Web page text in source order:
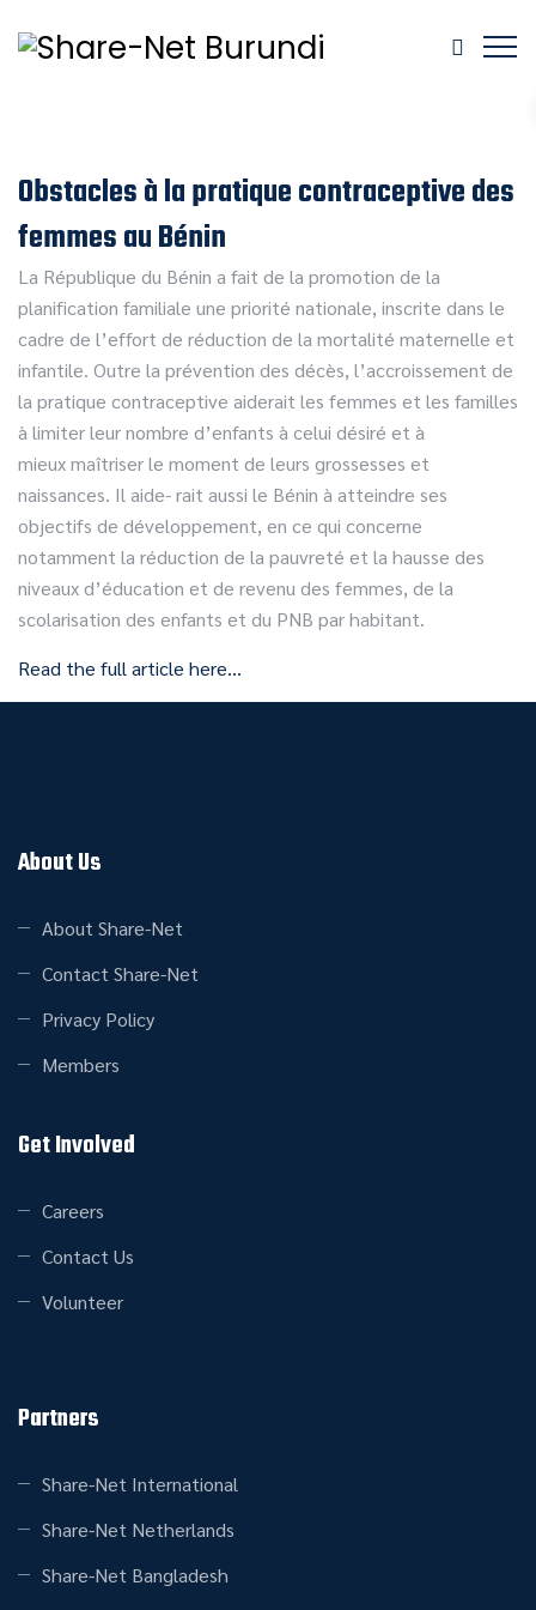
Obstacles à la pratique contraceptive des
femmes au Bénin
La République du Bénin a fait de la promotion de la
planification familiale une priorité nationale, inscrite dans le
cadre de l’effort de réduction de la mortalité maternelle et
infantile. Outre la prévention des décès, l’accroissement de
la pratique contraceptive aiderait les femmes et les familles
à limiter leur nombre d’enfants à celui désiré et à
mieux maîtriser le moment de leurs grossesses et
naissances. Il aide- rait aussi le Bénin à atteindre ses
objectifs de développement, en ce qui concerne
notamment la réduction de la pauvreté et la hausse des
niveaux d’éducation et de revenu des femmes, de la
scolarisation des enfants et du PNB par habitant.
Read the full article here…
About Us
About Share-Net
Contact Share-Net
Privacy Policy
Members
Get Involved
Careers
Contact Us
Volunteer
Partners
Share-Net International
Share-Net Netherlands
Share-Net Bangladesh